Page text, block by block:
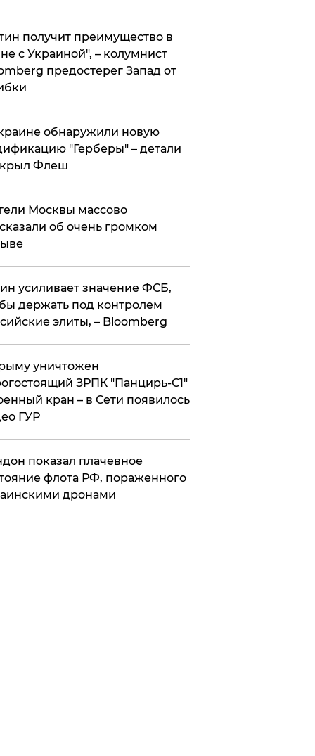
получит преимущество в
с Украиной", – колумнист
предостерег Запад от
обнаружили новую
"Герберы" – детали
Флеш
Москвы массово
об очень громком
усиливает значение ФСБ,
держать под контролем
элиты, – Bloomberg
уничтожен
ЗРПК "Панцирь-С1"
кран – в Сети появилось
ГУР
показал плачевное
флота РФ, пораженного
дронами